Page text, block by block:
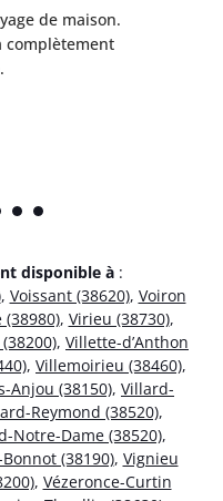
de maison.
complètement
disponible à :
, Voissant (38620), Voiron
, Virieu (38730),
, Villette-d’Anthon
, Villemoirieu (38460),
Anjou (38150), Villard-
Reymond (38520),
Notre-Dame (38520),
(38190), Vignieu
, Vézeronce-Curtin